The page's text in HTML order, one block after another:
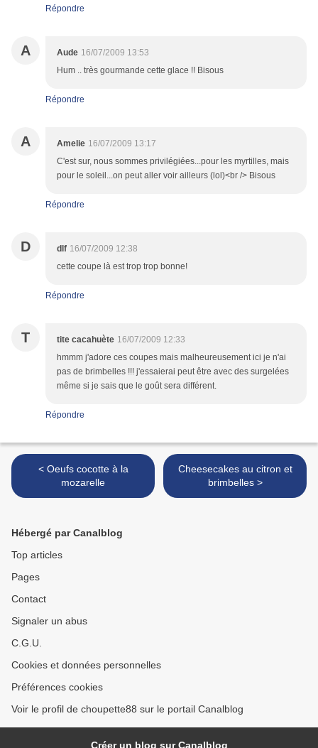
Répondre
A Aude 16/07/2009 13:53
Hum .. très gourmande cette glace !! Bisous
Répondre
A Amelie 16/07/2009 13:17
C'est sur, nous sommes privilégiées...pour les myrtilles, mais
pour le soleil...on peut aller voir ailleurs (lol)<br /> Bisous
Répondre
D dlf 16/07/2009 12:38
cette coupe là est trop trop bonne!
Répondre
T tite cacahuète 16/07/2009 12:33
hmmm j'adore ces coupes mais malheureusement ici je n'ai
pas de brimbelles !!! j'essaierai peut être avec des surgelées
même si je sais que le goût sera différent.
Répondre
< Oeufs cocotte à la
mozarelle
Cheesecakes au citron et
brimbelles >
Hébergé par Canalblog
Top articles
Pages
Contact
Signaler un abus
C.G.U.
Cookies et données personnelles
Préférences cookies
Voir le profil de choupette88 sur le portail Canalblog
Créer un blog sur Canalblog